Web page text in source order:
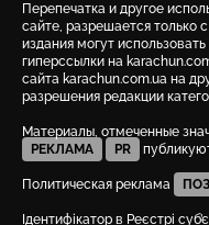
Перепечатка и другое
сайте, разрешается только
издания могут
гиперссылки на
сайта karachun.com.ua на
разрешения редакции
Материалы, отмеченные
РЕКЛАМА
PR
Политическая реклама
Ідентифікатор в Реєстрі